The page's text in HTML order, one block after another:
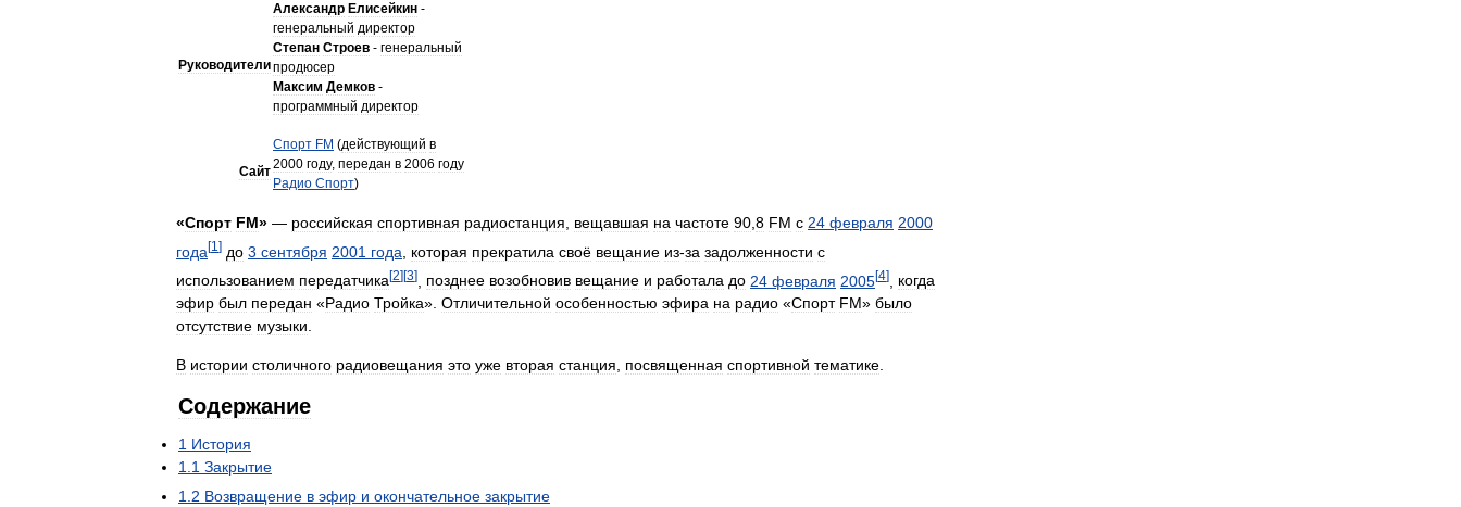
Руководители
Александр Елисейкин -
генеральный директор
Степан Строев - генеральный
продюсер
Максим Демков -
программный директор
Сайт
Спорт FM (действующий в
2000 году, передан в 2006 году
Радио Спорт)
«Спорт FM» — российская спортивная радиостанция вещавшая на частоте 90 8 FM с 24 февраля 2000
года[1 ] до 3 сентября 2001 года которая прекратила своё вещание из-за задолженности с
использованием передатчика[2][3] позднее возобновив вещание и работала до 24 февраля 2005[4]
когда
эфир был передан «Радио Тройка». Отличительной особенностью эфира на радио «Спорт FM» было
отсутствие музыки.
В истории столичного радиовещания это уже вторая станция, посвященная спортивной тематике.
Содержание
1 История
1.1 Закрытие
1.2 Возвращение в эфир и окончательное закрытие